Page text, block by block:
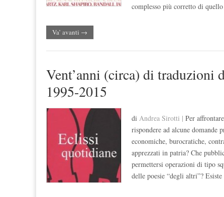
complesso più corretto di
Va’ avanti →
Vent’anni (circa) di traduzioni
1995-2015
di Andrea Sirotti | Per
rispondere ad alcune domande
economiche, burocratiche,
apprezzati in patria? Che
permettersi operazioni di tipo
delle poesie “degli altri”?